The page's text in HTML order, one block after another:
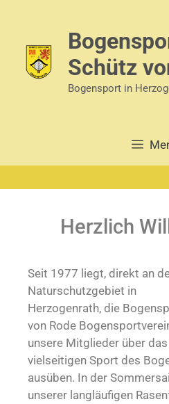
Schütz
Bogensport in
Herzlich
Seit 1977 liegt, direkt an
Naturschutzgebiet in
Herzogenrath, die
von Rode
unsere Mitglieder über
vielseitigen Sport des
ausüben. In der
unserer langläufigen